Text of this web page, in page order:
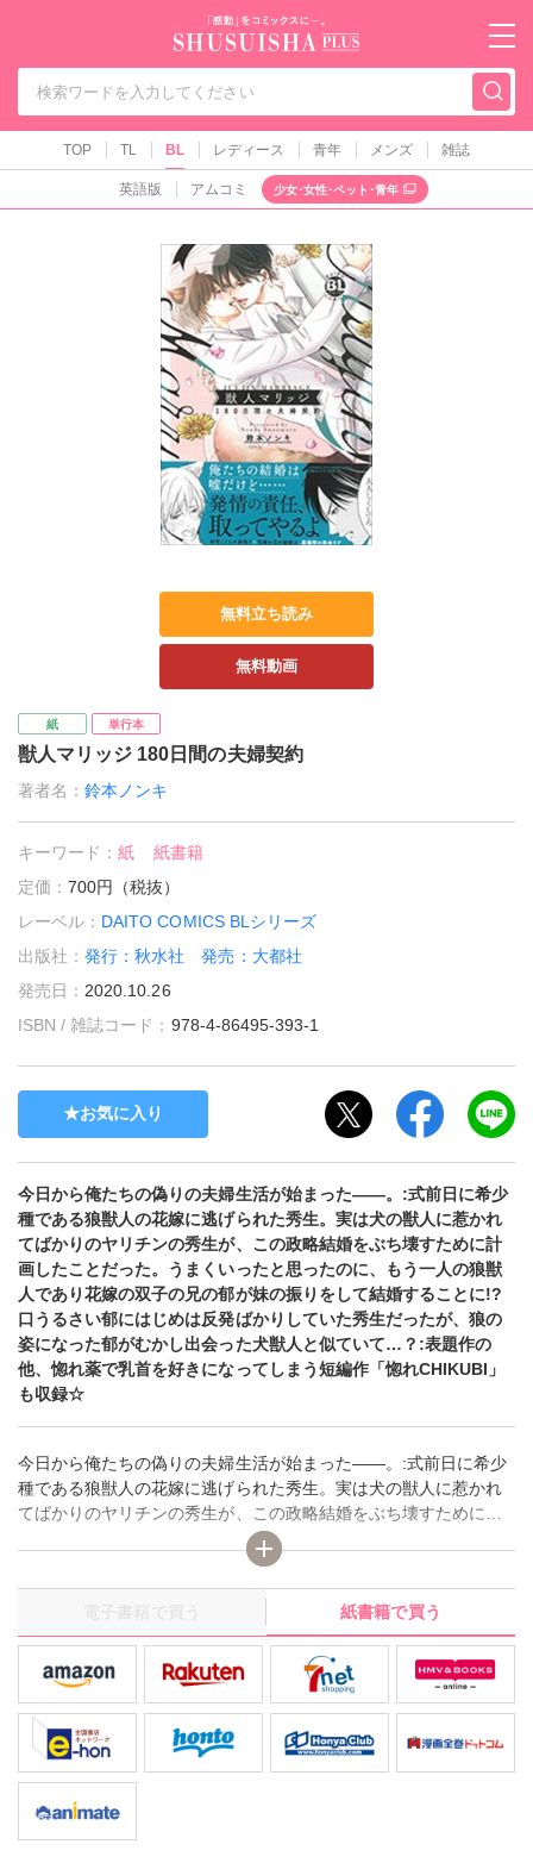
秋水社PLUS（テ
TOP TL BL レディース 青年 メンズ 雑誌
英語版 アムコミ 少女･女性･ペット･青年
無料立ち読み
無料動画
紙 単行本
獣人マリッジ 180日間の夫婦契約
著者名：鈴本ノンキ
キーワード：紙
紙書籍
定価：700円（税抜）
レーベル： DAITO COMICS BLシリーズ
出版社：発行：秋水社 発売：大都社
発売日： 2020.10.26
ISBN / 雑誌コード： 978-4-86495-393-1
お気に入り
今日から俺たちの偽りの夫婦生活が始まった――。:式前日に希少
種である狼獣人の花嫁に逃げられた秀生。実は犬の獣人に惹かれ
てばかりのヤリチンの秀生が、この政略結婚をぶち壊すために計
画したことだった。うまくいったと思ったのに、もう一人の狼獣
人であり花嫁の双子の兄の郁が妹の振りをして結婚することに!?
口うるさい郁にはじめは反発ばかりしていた秀生だったが、狼の
姿になった郁がむかし出会った犬獣人と似ていて…？:表題作の
他、惚れ薬で乳首を好きになってしまう短編作「惚れCHIKUBI」
も収録☆
今日から俺たちの偽りの夫婦生活が始まった――。:式前日に希少
種である狼獣人の花嫁に逃げられた秀生。実は犬の獣人に惹かれ
てばかりのヤリチンの秀生が、この政略結婚をぶち壊すために計
画したことだった。うまくいったと思ったのに、もう一人の狼獣
人であり花嫁の双子の兄の郁が妹の振りをして結婚することに!?
口うるさい郁にはじめは反発ばかりしていた秀生だったが、狼の
姿になった郁がむかし出会った犬獣人と似ていて…？:表題作の
他、惚れ薬で乳首を好きになってしまう短編作「惚れCHIKUBI」
も収録☆
電子書籍で買う 紙書籍で買う